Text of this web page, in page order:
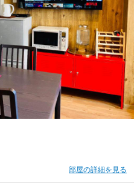
部屋の詳細を見る